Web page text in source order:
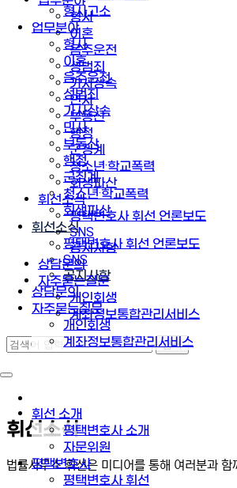
형사고소
업무분야
형사
이혼
음주운전
성범죄
가사상속
민사
부동산
행정
군징계
청소년·학교폭력
회생파산
휘선소식
평택변호사 휘선 언론보도
SNS
공지사항
상담문의
자주묻는질문
개인회생
계좌정보통합관리서비스
휘선 소개
평택변호사 소개
자문위원
평택변호사
평택변호사 휘선
형사
이혼
음주운전
성범죄
가사상속
민사
부동산
행정
군징계
청소년·학교폭력
회생파산
휘선소식
평택변호사 휘선 언론보도
SNS
공지사항
상담문의
자주묻는질문
개인회생
계좌정보통합관리서비스
휘선소식
법률사무소 휘선은 미디어를 통해 여러분과 함